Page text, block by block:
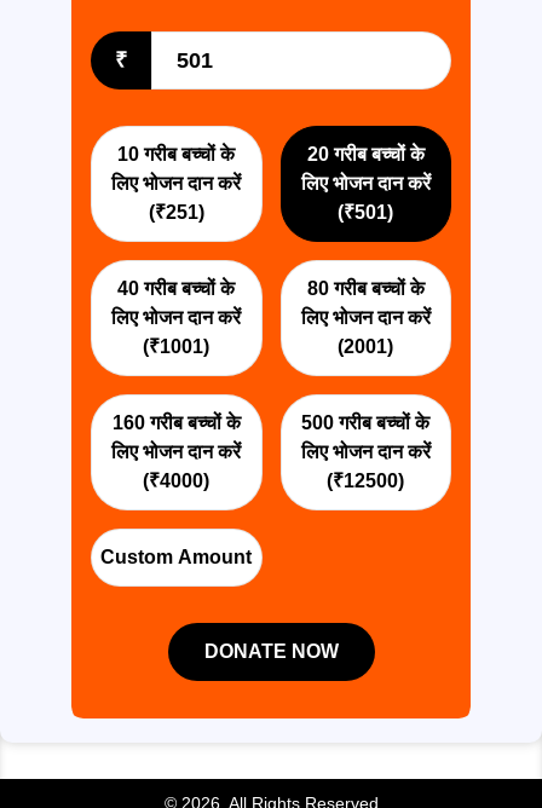
₹
10 गरीब बच्चों के
लिए भोजन दान करें
(₹251)
20 गरीब बच्चों के
लिए भोजन दान करें
(₹501)
40 गरीब बच्चों के
लिए भोजन दान करें
(₹1001)
80 गरीब बच्चों के
लिए भोजन दान करें
(2001)
160 गरीब बच्चों के
लिए भोजन दान करें
(₹4000)
500 गरीब बच्चों के
लिए भोजन दान करें
(₹12500)
Custom Amount
DONATE NOW
© 2026. All Rights Reserved